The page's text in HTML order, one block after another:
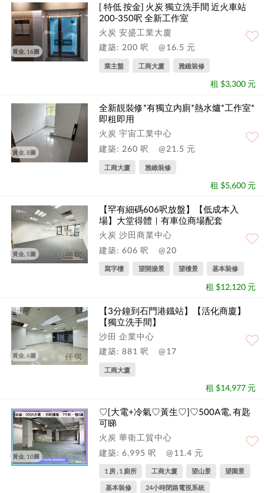
黃金, 16圖
[ 特低 按金] 火炭 獨立洗手間 近火車站
200-350呎 全新工作室
火炭 安盛工業大廈
建築: 200 呎
@16.5 元
業主盤 工商大廈 雅緻裝修
租 $3,300 元
黃金, 8圖
全新靚裝修*有獨立內廁*熱水爐*工作室*
即租即用
火炭 宇宙工業中心
建築: 260 呎
@21.5 元
工商大廈 雅緻裝修
租 $5,600 元
黃金, 5圖
【罕有細碼606呎放盤】【低成本入
場】大堂得體｜有車位商場配套
火炭 沙田商業中心
建築: 606 呎
@20
寫字樓 望開揚景 望樓景 基本裝修
租 $12,120 元
黃金, 6圖
【3分鐘到石門港鐡站】【活化商廈】
【獨立洗手間】
沙田 企業中心
建築: 881 呎
@17
工商大廈
租 $14,977 元
黃金, 10圖
♡︎[大電+冷氣♡︎︎黃生♡︎]♡︎500A電, 有匙
可睇
火炭 華衛工貿中心
建築: 6,995 呎
@11.4 元
1 房 , 1 廁所 工商大廈 望山景 望園景
基本裝修 24小時閉路電視系統